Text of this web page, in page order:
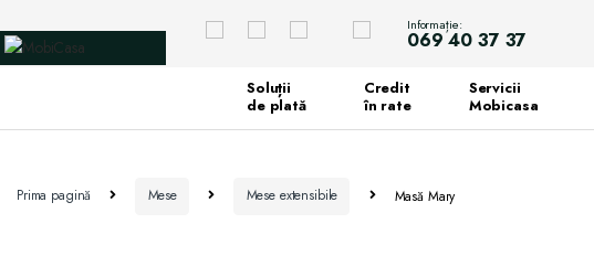
Informație:
069 40 37 37
Soluții
de plată
Credit
în rate
Servicii
Mobicasa
Prima pagină Mese Mese extensibile Masă Mary